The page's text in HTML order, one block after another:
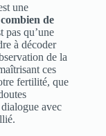
une
combien de
pas qu’une
à décoder
de la
ces
fertilité, que
avec